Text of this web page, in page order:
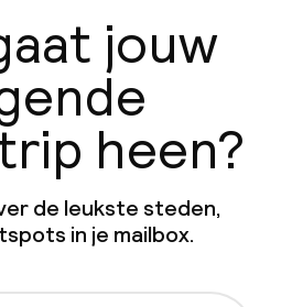
jouw
heen?
de leukste steden,
in je mailbox.